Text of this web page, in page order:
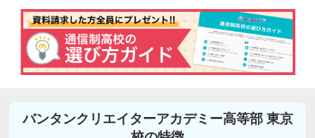
バンタンクリエイターアカデミー高等部 東京